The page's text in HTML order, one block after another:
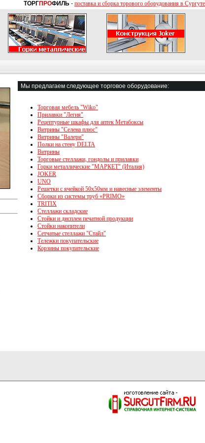
ТОРГПРОФИЛЬ - поставка и сборка торового оборудования в Сургуте
Мы предлагаем следующее торговое оборудование:
Торговая мебель "Wiko"
Прилавки "Легия"
Рецептурные шкафы для аптек Метабоксы
Витрины "Селена плюс"
Витрины "Валери"
Полки на стену DELTA
Витрины
Торговые стеллажи, гондолы и прилавки
Горки металлические "МАРКЕТ" (Италия)
JOKER
UNO
Решетки с ячейкой 50х50мм и навесные элементы
Сборки из системы труб «PRIMO»
TRITIX
Стеллажи складские
Стойки и дисплеи печатной продукции
Стойки накопители
Сетчатые стеллажи "Стайл"
Тележки покупательские
Корзины покупательские